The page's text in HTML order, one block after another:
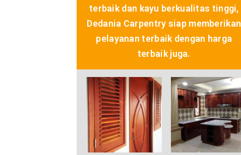
terbaik dan kayu berkualitas tinggi,
Dedania Carpentry siap memberikan
pelayanan terbaik dengan harga
terbaik juga.